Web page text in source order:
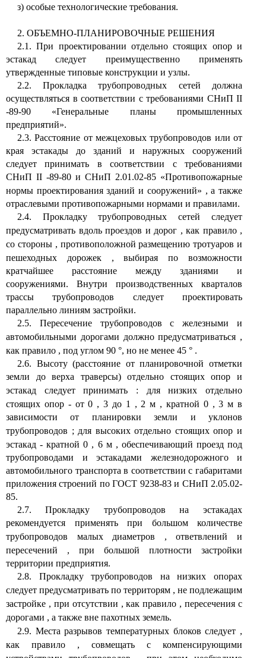
з) особые технологические требования.
2. ОБЪЕМНО-ПЛАНИРОВОЧНЫЕ РЕШЕНИЯ
2.1. При проектировании отдельно стоящих опор и
эстакад следует преимущественно применять
утвержденные типовые конструкции и узлы.
2.2. Прокладка трубопроводных сетей должна
осуществляться в соответствии с требованиями СНиП II
-89-90 «Генеральные планы промышленных
предприятий».
2.3. Расстояние от межцеховых трубопроводов или от
края эстакады до зданий и наружных сооружений
следует принимать в соответствии с требованиями
СНиП II -89-80 и СНиП 2.01.02-85 «Противопожарные
нормы проектирования зданий и сооружений» , а также
отраслевыми противопожарными нормами и правилами.
2.4. Прокладку трубопроводных сетей следует
предусматривать вдоль проездов и дорог , как правило ,
со стороны , противоположной размещению тротуаров и
пешеходных дорожек
,
выбирая по возможности
кратчайшее расстояние между зданиями и
сооружениями. Внутри производственных кварталов
трассы трубопроводов следует проектировать
параллельно линиям застройки.
2.5. Пересечение трубопроводов с железными и
автомобильными дорогами должно предусматриваться ,
как правило , под углом 90 °, но не менее 45 ° .
2.6. Высоту (расстояние от планировочной отметки
земли до верха траверсы) отдельно стоящих опор и
эстакад следует принимать
:
для низких отдельно
стоящих опор - от 0 , 3 до 1 , 2 м , кратной 0 , 3 м в
зависимости от планировки земли и уклонов
трубопроводов ; для высоких отдельно стоящих опор и
эстакад - кратной 0 , 6 м , обеспечивающий проезд под
трубопроводами и эстакадами железнодорожного и
автомобильного транспорта в соответствии с габаритами
приложения строений по ГОСТ 9238-83 и СНиП 2.05.02-
85.
2.7. Прокладку трубопроводов на эстакадах
рекомендуется применять при большом количестве
трубопроводов малых диаметров
,
ответвлений и
пересечений
,
при большой плотности застройки
территории предприятия.
2.8. Прокладку трубопроводов на низких опорах
следует предусматривать по территорям , не подлежащим
застройке , при отсутствии , как правило , пересечения с
дорогами , а также вне пахотных земель.
2.9. Места разрывов температурных блоков следует ,
как правило
,
совмещать с компенсирующими